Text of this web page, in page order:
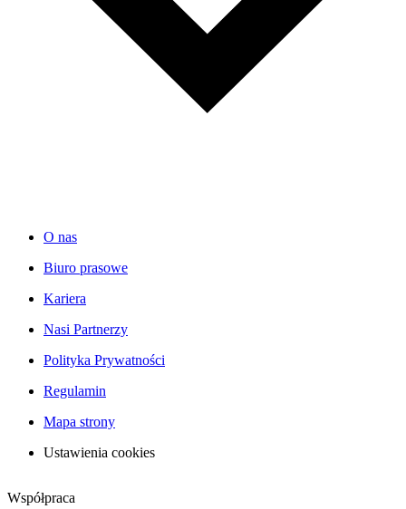
O nas
Biuro prasowe
Kariera
Nasi Partnerzy
Polityka Prywatności
Regulamin
Mapa strony
Ustawienia cookies
Współpraca